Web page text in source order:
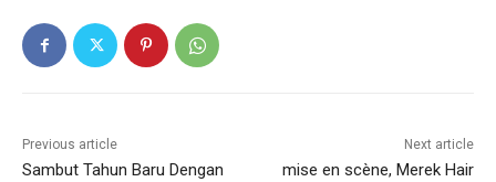
Previous article
Sambut Tahun Baru Dengan
Next article
mise en scène, Merek Hair